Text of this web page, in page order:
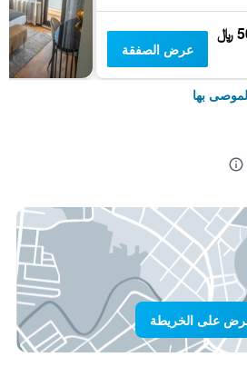
﷼
عرض الصفقة
بها
على الخريطة